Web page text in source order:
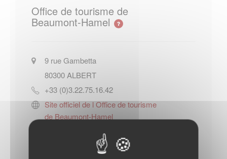
Office de tourisme de
Beaumont-Hamel
9 rue Gambetta
80300 ALBERT
+33 (0)3.22.75.16.42
Site officiel de l Office de tourisme
de Beaumont-Hamel
Contacter l'office de tourisme